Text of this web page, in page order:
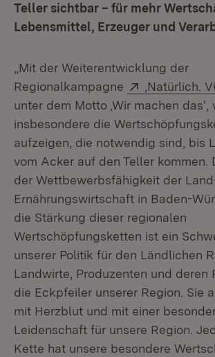
Teller sichtbar – für mehr
Lebensmittel, Erzeuger und
„Mit der Weiterentwicklung der
Regionalkampagne
Extern:
‚Natürlich.
unter dem Motto ‚Wir machen
insbesondere die
aufzeigen, die notwendig sind, bis
vom Acker auf den Teller kommen.
der Wettbewerbsfähigkeit der
Ernährungswirtschaft in Baden-
die Stärkung dieser regionalen
Wertschöpfungsketten ist ein
unserer Politik für den Ländlichen
Landwirte, Produzenten und deren
die Eckpfeiler unserer Region. Sie
mit Herzblut und mit einer
Leidenschaft für unsere Region.
Kette hat unsere besondere